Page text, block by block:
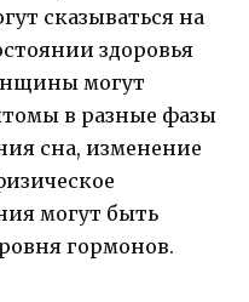
сказываться на
здоровья
могут
в разные фазы
сна, изменение
могут быть
гормонов.